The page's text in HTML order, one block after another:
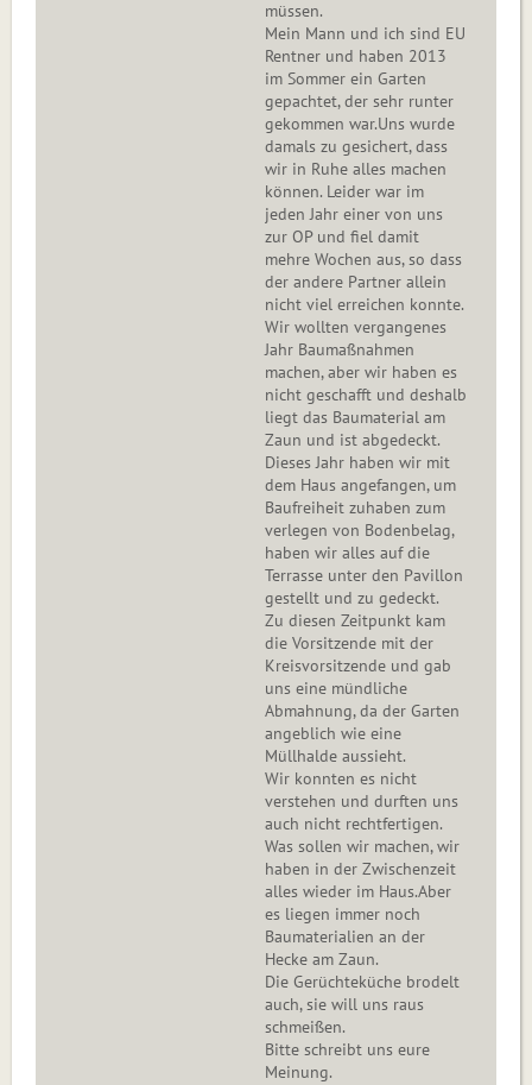
müssen.
Mein Mann und ich sind EU
Rentner und haben 2013
im Sommer ein Garten
gepachtet, der sehr runter
gekommen war.Uns wurde
damals zu gesichert, dass
wir in Ruhe alles machen
können. Leider war im
jeden Jahr einer von uns
zur OP und fiel damit
mehre Wochen aus, so dass
der andere Partner allein
nicht viel erreichen konnte.
Wir wollten vergangenes
Jahr Baumaßnahmen
machen, aber wir haben es
nicht geschafft und deshalb
liegt das Baumaterial am
Zaun und ist abgedeckt.
Dieses Jahr haben wir mit
dem Haus angefangen, um
Baufreiheit zuhaben zum
verlegen von Bodenbelag,
haben wir alles auf die
Terrasse unter den Pavillon
gestellt und zu gedeckt.
Zu diesen Zeitpunkt kam
die Vorsitzende mit der
Kreisvorsitzende und gab
uns eine mündliche
Abmahnung, da der Garten
angeblich wie eine
Müllhalde aussieht.
Wir konnten es nicht
verstehen und durften uns
auch nicht rechtfertigen.
Was sollen wir machen, wir
haben in der Zwischenzeit
alles wieder im Haus.Aber
es liegen immer noch
Baumaterialien an der
Hecke am Zaun.
Die Gerüchteküche brodelt
auch, sie will uns raus
schmeißen.
Bitte schreibt uns eure
Meinung.